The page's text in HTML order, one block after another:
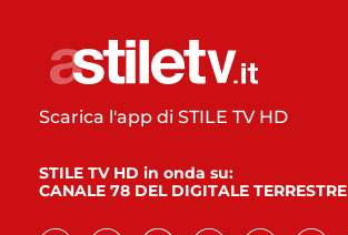
Scarica l'app di STILE TV HD
STILE TV HD in onda su:
CANALE 78 DEL DIGITALE TERRESTRE